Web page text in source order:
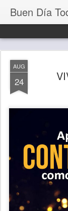
Buen Día
AUG
24